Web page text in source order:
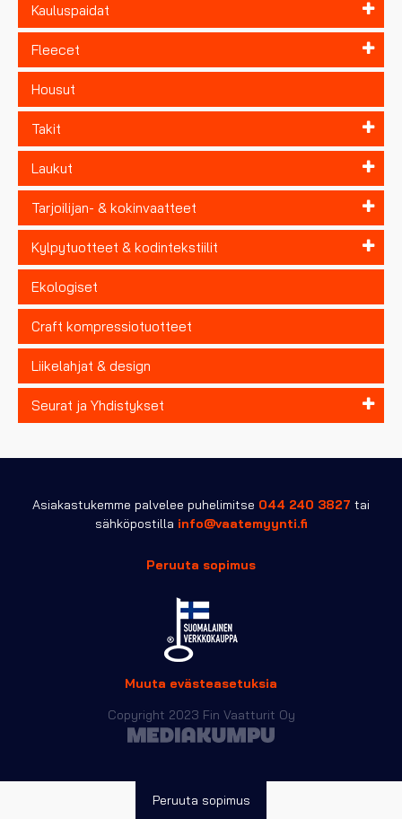
Kauluspaidat
Fleecet
Housut
Takit
Laukut
Tarjoilijan- & kokinvaatteet
Kylpytuotteet & kodintekstiilit
Ekologiset
Craft kompressiotuotteet
Liikelahjat & design
Seurat ja Yhdistykset
Asiakastukemme palvelee puhelimitse 044 240 3827 tai
sähköpostilla info@vaatemyynti.fi
Peruuta sopimus
Muuta evästeasetuksia
Copyright 2023 Fin Vaatturit Oy
Peruuta sopimus